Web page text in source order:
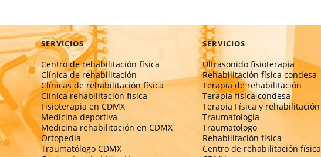
SERVICIOS
Centro de rehabilitación física
Clínica de rehabilitación
Clínicas de rehabilitación física
Clínica rehabilitación física
Fisioterapia en CDMX
Medicina deportiva
Medicina rehabilitación en CDMX
Ortopedia
Traumatólogo CDMX
SERVICIOS
Ultrasonido fisioterapia
Rehabilitación física condesa
Terapia de rehabilitación
Terapia física condesa
Terapia Física y rehabilitación
Traumatología
Traumatologo
Rehabilitación física
Centro de rehabilitación física